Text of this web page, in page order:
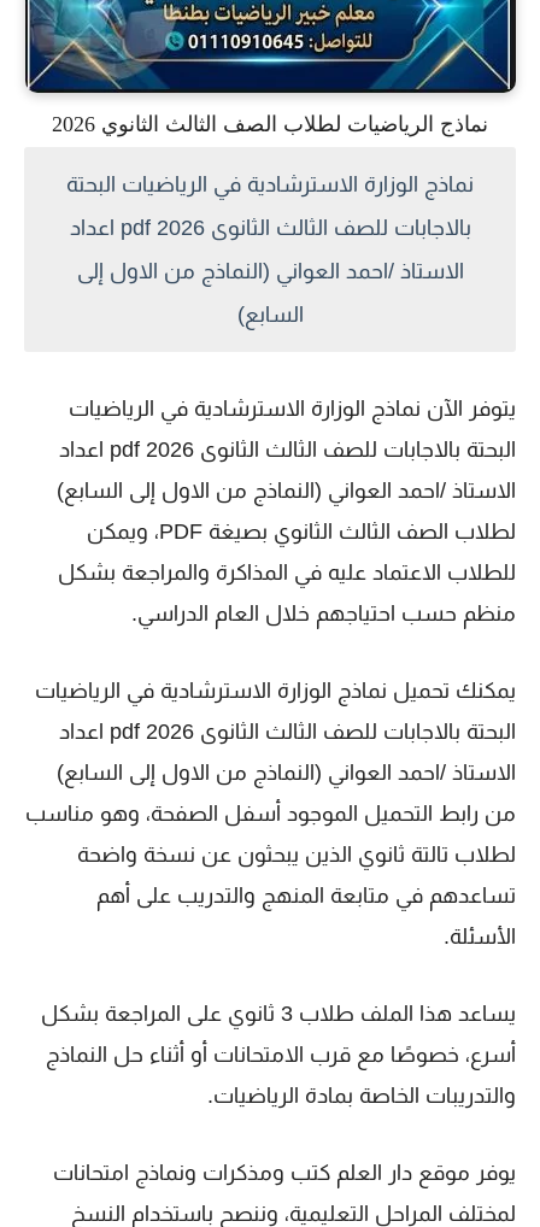
نماذج الرياضيات لطلاب الصف الثالث الثانوي 2026
نماذج الوزارة الاسترشادية في الرياضيات البحتة
بالاجابات للصف الثالث الثانوى 2026 pdf اعداد
الاستاذ /احمد العواني (النماذج من الاول إلى
السابع)
يتوفر الآن نماذج الوزارة الاسترشادية في الرياضيات
البحتة بالاجابات للصف الثالث الثانوى 2026 pdf اعداد
الاستاذ /احمد العواني (النماذج من الاول إلى السابع)
لطلاب الصف الثالث الثانوي بصيغة PDF، ويمكن
للطلاب الاعتماد عليه في المذاكرة والمراجعة بشكل
منظم حسب احتياجهم خلال العام الدراسي.
يمكنك تحميل نماذج الوزارة الاسترشادية في الرياضيات
البحتة بالاجابات للصف الثالث الثانوى 2026 pdf اعداد
الاستاذ /احمد العواني (النماذج من الاول إلى السابع)
من رابط التحميل الموجود أسفل الصفحة، وهو مناسب
لطلاب تالتة ثانوي الذين يبحثون عن نسخة واضحة
تساعدهم في متابعة المنهج والتدريب على أهم
الأسئلة.
يساعد هذا الملف طلاب 3 ثانوي على المراجعة بشكل
أسرع، خصوصًا مع قرب الامتحانات أو أثناء حل النماذج
والتدريبات الخاصة بمادة الرياضيات.
يوفر موقع دار العلم كتب ومذكرات ونماذج امتحانات
لمختلف المراحل التعليمية، وننصح باستخدام النسخ